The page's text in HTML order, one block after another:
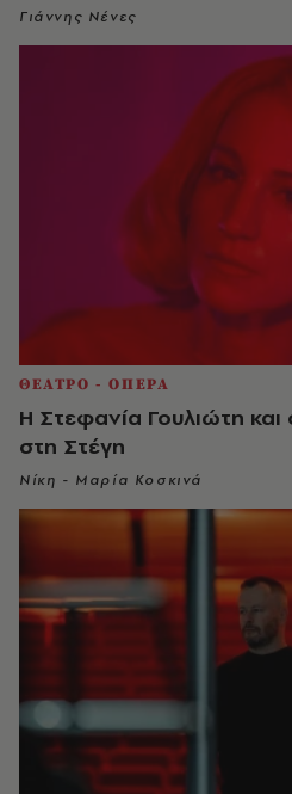
Γιάννης Νένες
ΘΕΑΤΡΟ - ΟΠΕΡΑ
Η Στεφανία Γουλιώτη και
στη Στέγη
Νίκη - Μαρία Κοσκινά